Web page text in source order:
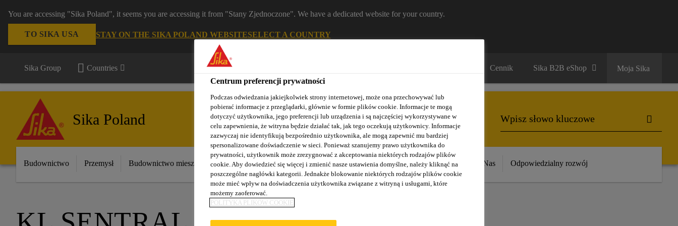
You are accessing "Sika Poland", it seems you are accessing it from "Stany Zjednoczone". We have a dedicated website for your country.
TO SIKA USA STAY ON THE SIKA POLAND WEBSITESELECT A COUNTRY
Sika Group Countries Cennik Sika B2B eShop Moja Sika
Sika Poland
Budownictwo Przemysł Budownictwo mieszkaniowe Nasze realizacje Baza wiedzy / Dokumentacja Szkolenia Sika O Nas Odpowiedzialny rozwój
Centrum preferencji prywatności
Podczas odwiedzania jakiejkolwiek strony internetowej, może ona przechowywać lub
pobierać informacje z przeglądarki, głównie w formie plików cookie. Informacje te mogą
dotyczyć użytkownika, jego preferencji lub urządzenia i są najczęściej wykorzystywane w
celu zapewnienia, że witryna będzie działać tak, jak tego oczekują użytkownicy. Informacje
zazwyczaj nie identyfikują bezpośrednio użytkownika, ale mogą zapewnić mu bardziej
spersonalizowane doświadczenie w sieci. Ponieważ szanujemy prawo użytkownika do
prywatności, użytkownik może zrezygnować z akceptowania niektórych rodzajów plików
cookie. Aby dowiedzieć się więcej i zmienić nasze ustawienia domyślne, należy kliknąć na
poszczególne nagłówki kategorii. Jednakże blokowanie niektórych rodzajów plików cookie
może mieć wpływ na doświadczenia użytkownika związane z witryną i usługami, które
możemy zaoferować.
POLITYKA PLIKÓW COOKIE